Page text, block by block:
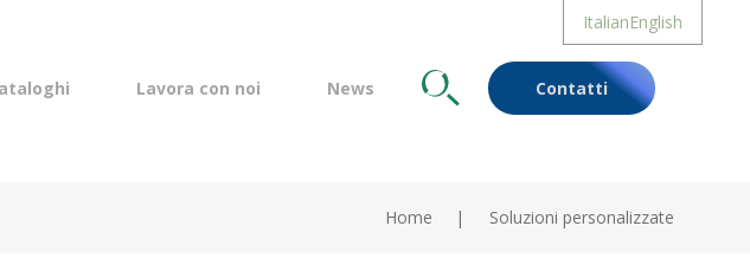
Lavora con noi News Cerca Contatti
ItalianEnglish
Home Soluzioni personalizzate